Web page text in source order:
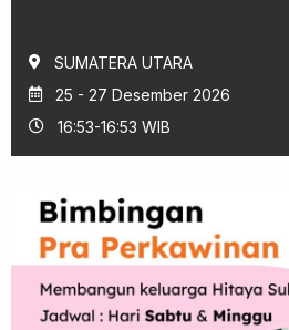
SUMATERA UTARA
25 - 27 Desember 2026
16:53-16:53 WIB